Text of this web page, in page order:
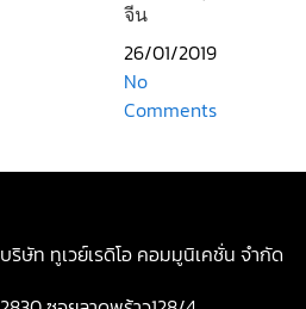
จีน
26/01/2019
No
Comments
บริษัท ทูเวย์เรดิโอ คอมมูนิเคชั่น จำกัด